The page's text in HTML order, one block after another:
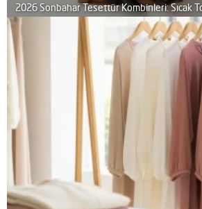
2026 Sonbahar Tesettür Kombinleri: Sıcak